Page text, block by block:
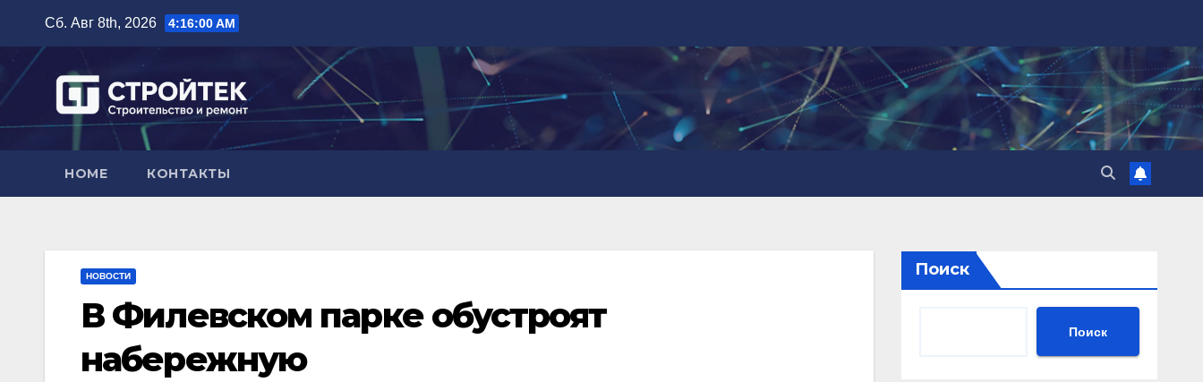
содержимому
Сб. Авг 8th, 2026 4:16:01 AM
HOME КОНТАКТЫ
НОВОСТИ
В Филевском парке обустроят
набережную
Поиск
Поиск